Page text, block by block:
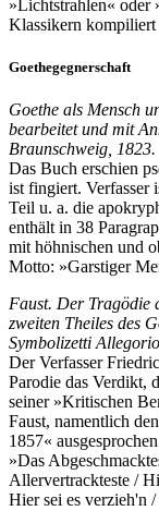
»Lichtstrahlen« oder
Klassikern kompiliert
Goethegegnerschaft
Goethe als Mensch
bearbeitet und mit
Braunschweig, 1823.
Das Buch erschien
ist fingiert. Verfasser
Teil u. a. die
enthält in 38
mit höhnischen und
Motto: »Garstiger
Faust. Der Tragödie
zweiten Theiles des
Symbolizetti
Der Verfasser
Parodie das Verdikt,
seiner »Kritischen
Faust, namentlich
1857«
»Das
Allervertrackteste /
Hier sei es verzieh'n